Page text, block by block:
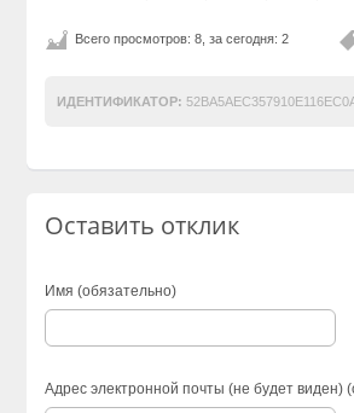
Всего просмотров: 8, за сегодня: 2
ИДЕНТИФИКАТОР:
Оставить отклик
Имя (обязательно)
Адрес электронной почты (не будет виден)